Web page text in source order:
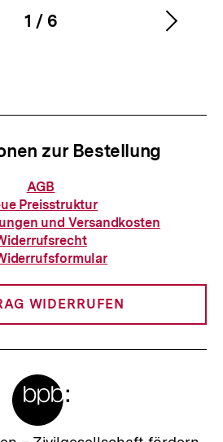
Karussellinhalt
1
von
/ 6
zur Bestellung
Informationen
zur
Bestellung
AGB
Preisstruktur
und Versandkosten
WIDERRUFEN